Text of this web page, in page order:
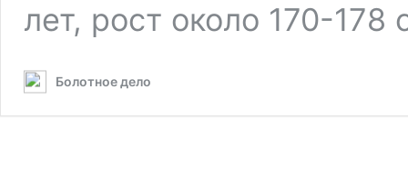
лет, рост около 170-
Болотное дело